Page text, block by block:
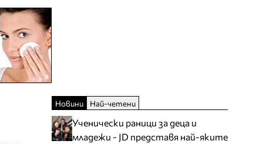
Новини Най-четени
Ученически раници за деца и
младежи - JD представя най-яките